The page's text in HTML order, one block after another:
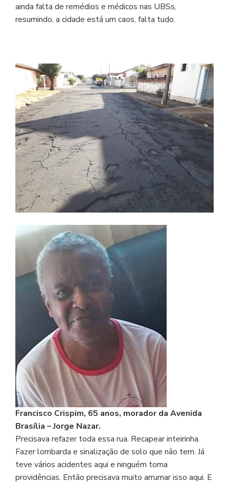
ainda falta de remédios e médicos nas UBSs,
resumindo, a cidade está um caos, falta tudo.
Francisco Crispim, 65 anos, morador da Avenida
Brasília – Jorge Nazar.
Precisava refazer toda essa rua. Recapear inteirinha.
Fazer lombarda e sinalização de solo que não tem. Já
teve vários acidentes aqui e ninguém toma
providências. Então precisava muito arrumar isso aqui. E